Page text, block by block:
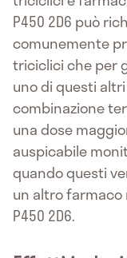
P450 2D6 può
comunemente
triciclici che per
uno di questi
combinazione
una dose
auspicabile
quando questi
un altro
P450 2D6.